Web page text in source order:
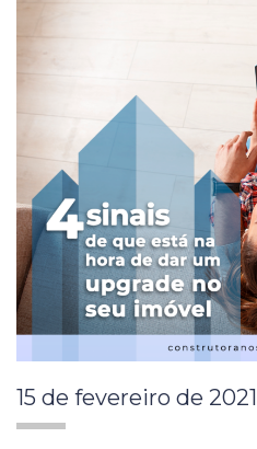
15 de fevereiro de 2021